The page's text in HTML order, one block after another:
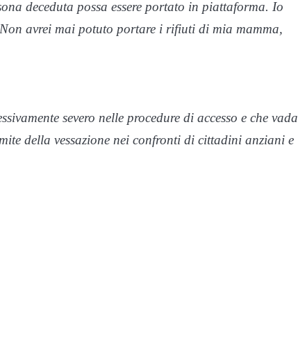
deceduta possa essere portato in piattaforma. Io
avrei mai potuto portare i rifiuti di mia mamma,
severo nelle procedure di accesso e che vada
della vessazione nei confronti di cittadini anziani e